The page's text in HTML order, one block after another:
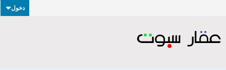
دخول